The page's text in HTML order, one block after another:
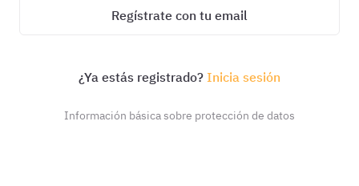
Regístrate con tu email
¿Ya estás registrado? Inicia sesión
Información básica sobre protección de datos